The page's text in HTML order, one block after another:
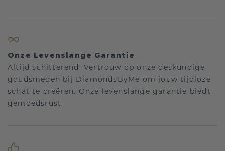
Onze Levenslange Garantie
Altijd schitterend: Vertrouw op onze deskundige
goudsmeden bij DiamondsByMe om jouw tijdloze
schat te creëren. Onze levenslange garantie biedt
gemoedsrust.